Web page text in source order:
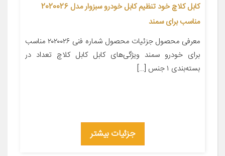
کابل کلاچ خود تنظیم کابل خودرو سبزوار مدل 2020026
مناسب برای سمند
معرفی محصول جزئیات محصول شماره فنی ۲۰۲۰۰۲۶ مناسب
برای خودرو سمند ویژگی‌های کابل کابل کلاچ تعداد در
بسته‌بندی ۱ جنس […]
جزئیات بیشتر